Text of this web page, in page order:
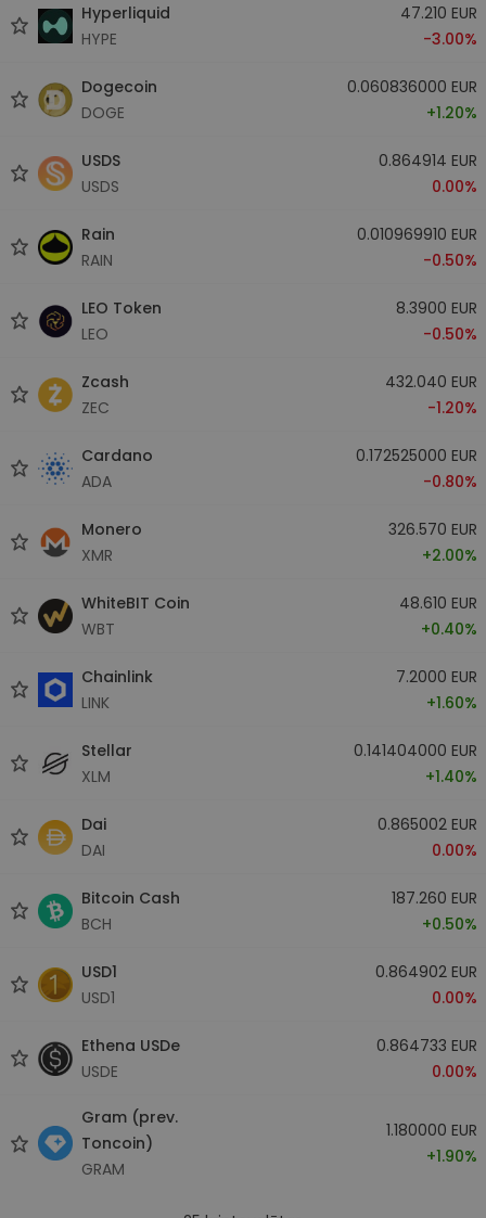
Hyperliquid
HYPE
47.210 EUR
-3.00%
Dogecoin
DOGE
0.060836000 EUR
+1.20%
USDS
USDS
0.864914 EUR
0.00%
Rain
RAIN
0.010969910 EUR
-0.50%
LEO Token
LEO
8.3900 EUR
-0.50%
Zcash
ZEC
432.040 EUR
-1.20%
Cardano
ADA
0.172525000 EUR
-0.80%
Monero
XMR
326.570 EUR
+2.00%
WhiteBIT Coin
WBT
48.610 EUR
+0.40%
Chainlink
LINK
7.2000 EUR
+1.60%
Stellar
XLM
0.141404000 EUR
+1.40%
Dai
DAI
0.865002 EUR
0.00%
Bitcoin Cash
BCH
187.260 EUR
+0.50%
USD1
USD1
0.864902 EUR
0.00%
Ethena USDe
USDE
0.864733 EUR
0.00%
Gram (prev.
Toncoin)
GRAM
1.180000 EUR
+1.90%